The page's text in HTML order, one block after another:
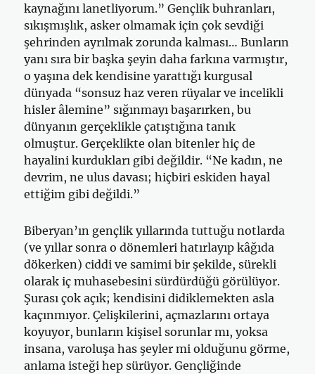
kaynağını lanetliyorum.” Gençlik buhranları,
sıkışmışlık, asker olmamak için çok sevdiği
şehrinden ayrılmak zorunda kalması… Bunların
yanı sıra bir başka şeyin daha farkına varmıştır,
o yaşına dek kendisine yarattığı kurgusal
dünyada “sonsuz haz veren rüyalar ve incelikli
hisler âlemine” sığınmayı başarırken, bu
dünyanın gerçeklikle çatıştığına tanık
olmuştur. Gerçeklikte olan bitenler hiç de
hayalini kurdukları gibi değildir. “Ne kadın, ne
devrim, ne ulus davası; hiçbiri eskiden hayal
ettiğim gibi değildi.”
Biberyan’ın gençlik yıllarında tuttuğu notlarda
(ve yıllar sonra o dönemleri hatırlayıp kâğıda
dökerken) ciddi ve samimi bir şekilde, sürekli
olarak iç muhasebesini sürdürdüğü görülüyor.
Şurası çok açık; kendisini didiklemekten asla
kaçınmıyor. Çelişkilerini, açmazlarını ortaya
koyuyor, bunların kişisel sorunlar mı, yoksa
insana, varoluşa has şeyler mi olduğunu görme,
anlama isteği hep sürüyor. Gençliğinde